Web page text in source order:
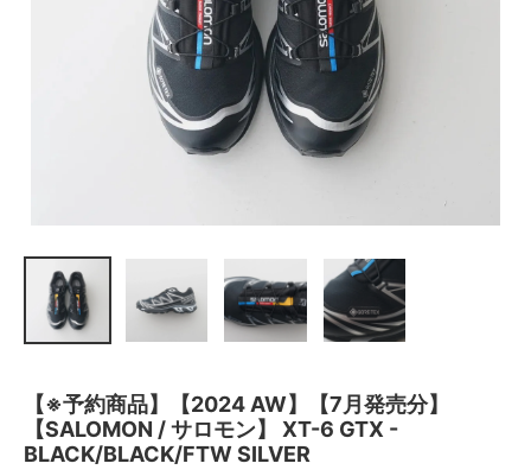
【※予約商品】【2024 AW】【7月発売分】
【SALOMON / サロモン】 XT-6 GTX -
BLACK/BLACK/FTW SILVER